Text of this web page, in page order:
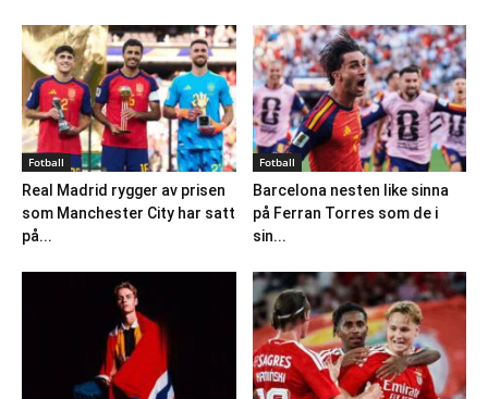
Fotball
Real Madrid rygger av prisen
som Manchester City har satt
på...
Fotball
Barcelona nesten like sinna
på Ferran Torres som de i
sin...